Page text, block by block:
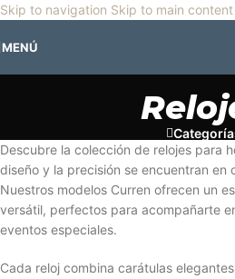
Skip to navigation Skip to main content
🎡Horario especial por vacaciones
MENÚ
Descubre la colección de relojes para
diseño y la precisión se encuentran en
Nuestros modelos Curren ofrecen un
versátil, perfectos para acompañarte
eventos especiales.
Cada reloj combina carátulas